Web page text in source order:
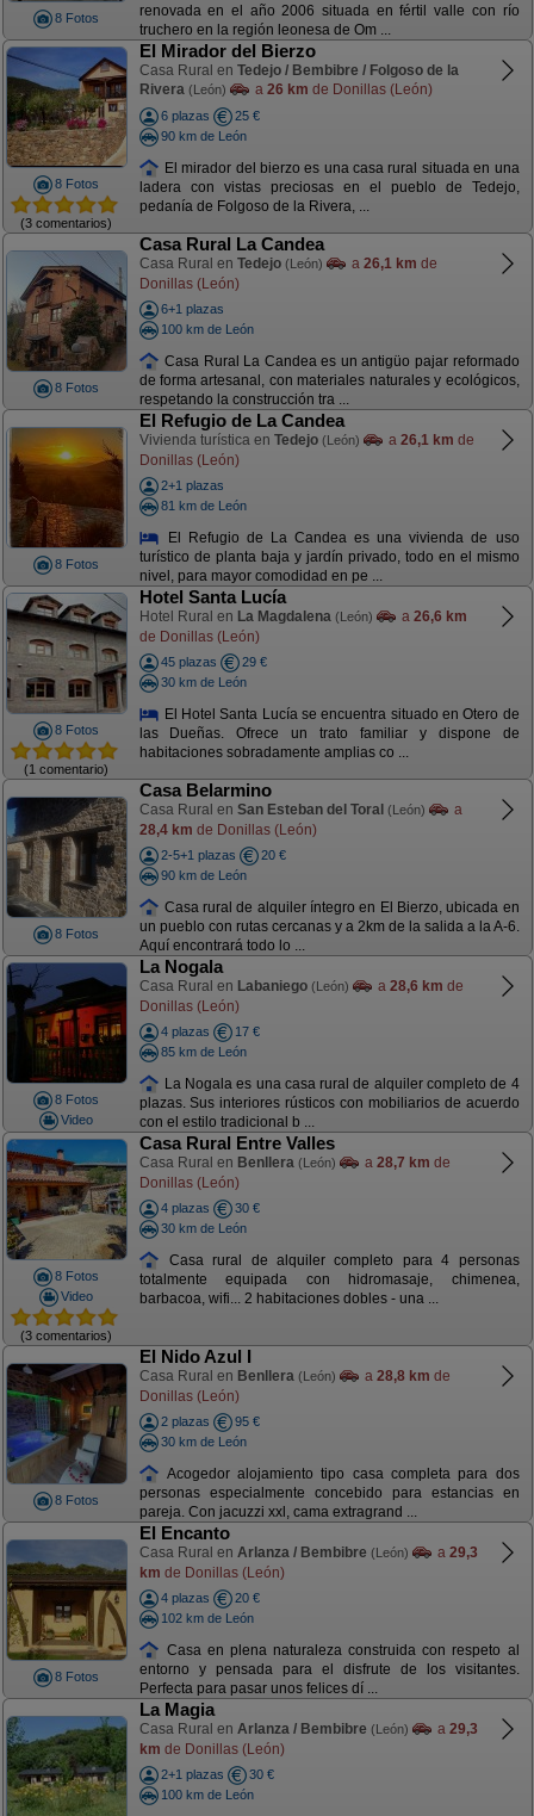
8 Fotos
renovada en el año 2006 situada en fértil valle con río
truchero en la región leonesa de Om ...
8 Fotos
(3 comentarios)
El Mirador del Bierzo
Casa Rural en Tedejo / Bembibre / Folgoso de la
Rivera (León) a 26 km de Donillas (León)
6 plazas
25 €
90 km de León
El mirador del bierzo es una casa rural situada en una
ladera con vistas preciosas en el pueblo de Tedejo,
pedanía de Folgoso de la Rivera, ...
8 Fotos
Casa Rural La Candea
Casa Rural en Tedejo (León) a 26,1 km de
Donillas (León)
6+1 plazas
100 km de León
Casa Rural La Candea es un antigüo pajar reformado
de forma artesanal, con materiales naturales y ecológicos,
respetando la construcción tra ...
8 Fotos
El Refugio de La Candea
Vivienda turística en Tedejo (León) a 26,1 km de
Donillas (León)
2+1 plazas
81 km de León
El Refugio de La Candea es una vivienda de uso
turístico de planta baja y jardín privado, todo en el mismo
nivel, para mayor comodidad en pe ...
8 Fotos
(1 comentario)
Hotel Santa Lucía
Hotel Rural en La Magdalena (León) a 26,6 km
de Donillas (León)
45 plazas
29 €
30 km de León
El Hotel Santa Lucía se encuentra situado en Otero de
las Dueñas. Ofrece un trato familiar y dispone de
habitaciones sobradamente amplias co ...
8 Fotos
Casa Belarmino
Casa Rural en San Esteban del Toral (León)
a
28,4 km de Donillas (León)
2-5+1 plazas
20 €
90 km de León
Casa rural de alquiler íntegro en El Bierzo, ubicada en
un pueblo con rutas cercanas y a 2km de la salida a la A-6.
Aquí encontrará todo lo ...
8 Fotos
Video
La Nogala
Casa Rural en Labaniego (León) a 28,6 km de
Donillas (León)
4 plazas
17 €
85 km de León
La Nogala es una casa rural de alquiler completo de 4
plazas. Sus interiores rústicos con mobiliarios de acuerdo
con el estilo tradicional b ...
8 Fotos
Video
(3 comentarios)
Casa Rural Entre Valles
Casa Rural en Benllera (León) a 28,7 km de
Donillas (León)
4 plazas
30 €
30 km de León
Casa rural de alquiler completo para 4 personas
totalmente equipada con hidromasaje, chimenea,
barbacoa, wifi... 2 habitaciones dobles - una ...
8 Fotos
El Nido Azul I
Casa Rural en Benllera (León) a 28,8 km de
Donillas (León)
2 plazas
95 €
30 km de León
Acogedor alojamiento tipo casa completa para dos
personas especialmente concebido para estancias en
pareja. Con jacuzzi xxl, cama extragrand ...
8 Fotos
El Encanto
Casa Rural en Arlanza / Bembibre (León) a 29,3
km de Donillas (León)
4 plazas
20 €
102 km de León
Casa en plena naturaleza construida con respeto al
entorno y pensada para el disfrute de los visitantes.
Perfecta para pasar unos felices dí ...
La Magia
Casa Rural en Arlanza / Bembibre (León) a 29,3
km de Donillas (León)
2+1 plazas
30 €
100 km de León